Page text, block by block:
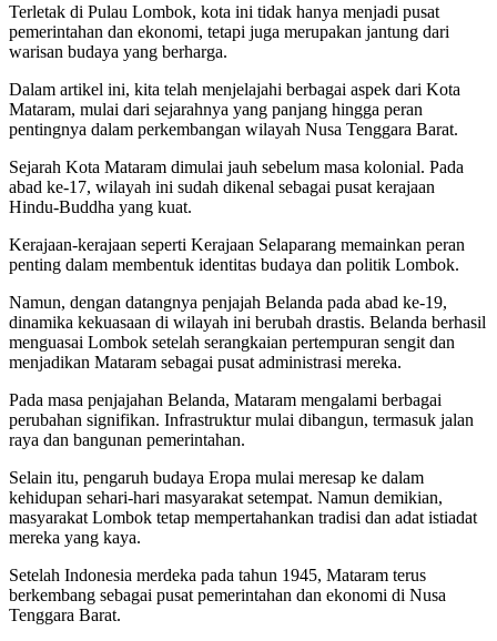
Terletak di Pulau Lombok, kota ini tidak hanya menjadi pusat
pemerintahan dan ekonomi, tetapi juga merupakan jantung dari
warisan budaya yang berharga.
Dalam artikel ini, kita telah menjelajahi berbagai aspek dari Kota
Mataram, mulai dari sejarahnya yang panjang hingga peran
pentingnya dalam perkembangan wilayah Nusa Tenggara Barat.
Sejarah Kota Mataram dimulai jauh sebelum masa kolonial. Pada
abad ke-17, wilayah ini sudah dikenal sebagai pusat kerajaan
Hindu-Buddha yang kuat.
Kerajaan-kerajaan seperti Kerajaan Selaparang memainkan peran
penting dalam membentuk identitas budaya dan politik Lombok.
Namun, dengan datangnya penjajah Belanda pada abad ke-19,
dinamika kekuasaan di wilayah ini berubah drastis. Belanda berhasil
menguasai Lombok setelah serangkaian pertempuran sengit dan
menjadikan Mataram sebagai pusat administrasi mereka.
Pada masa penjajahan Belanda, Mataram mengalami berbagai
perubahan signifikan. Infrastruktur mulai dibangun, termasuk jalan
raya dan bangunan pemerintahan.
Selain itu, pengaruh budaya Eropa mulai meresap ke dalam
kehidupan sehari-hari masyarakat setempat. Namun demikian,
masyarakat Lombok tetap mempertahankan tradisi dan adat istiadat
mereka yang kaya.
Setelah Indonesia merdeka pada tahun 1945, Mataram terus
berkembang sebagai pusat pemerintahan dan ekonomi di Nusa
Tenggara Barat.